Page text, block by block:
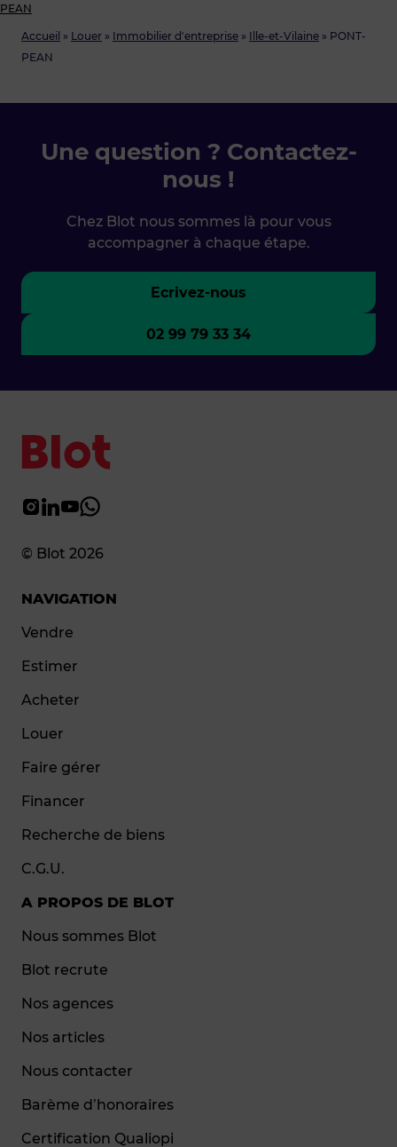
Accueil » Louer » Immobilier d'entreprise » Ille-et-Vilaine » PONT-
PEAN
PEAN
Une question ? Contactez-
nous !
Chez Blot nous sommes là pour vous
accompagner à chaque étape.
Ecrivez-nous
02 99 79 33 34
© Blot 2026
NAVIGATION
Vendre
Estimer
Acheter
Louer
Faire gérer
Financer
Recherche de biens
C.G.U.
A PROPOS DE BLOT
Nous sommes Blot
Blot recrute
Nos agences
Nos articles
Nous contacter
Barème d’honoraires
Certification Qualiopi